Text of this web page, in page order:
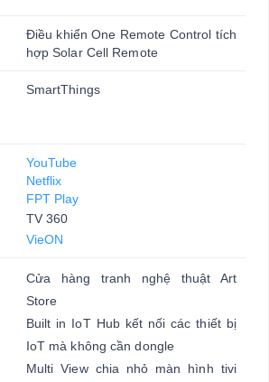
Điều khiển One Remote Control tích
hợp Solar Cell Remote
SmartThings
YouTube
Netflix
FPT Play
TV 360
VieON
Cửa hàng tranh nghệ thuật Art
Store
Built in IoT Hub kết nối các thiết bị
IoT mà không cần dongle
Multi View chia nhỏ màn hình tivi